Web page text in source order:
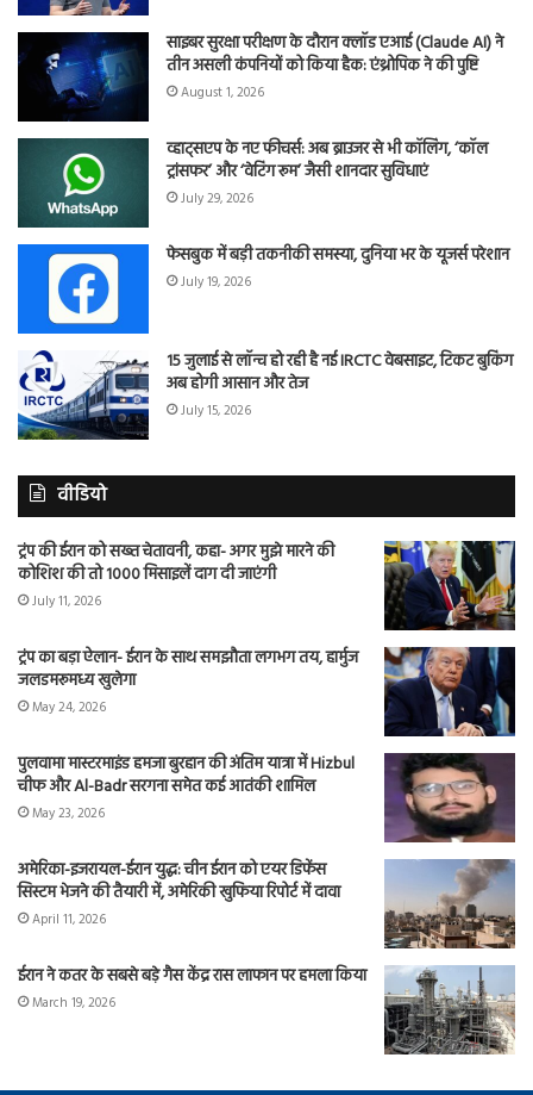
साइबर सुरक्षा परीक्षण के दौरान क्लॉड एआई (Claude AI) ने
तीन असली कंपनियों को किया हैक: एंथ्रोपिक ने की पुष्टि
August 1, 2026
व्हाट्सएप के नए फीचर्स: अब ब्राउजर से भी कॉलिंग, ‘कॉल
ट्रांसफर’ और ‘वेटिंग रूम’ जैसी शानदार सुविधाएं
July 29, 2026
फेसबुक में बड़ी तकनीकी समस्या, दुनिया भर के यूजर्स परेशान
July 19, 2026
15 जुलाई से लॉन्च हो रही है नई IRCTC वेबसाइट, टिकट बुकिंग
अब होगी आसान और तेज
July 15, 2026
वीडियो
ट्रंप की ईरान को सख्त चेतावनी, कहा- अगर मुझे मारने की
कोशिश की तो 1000 मिसाइलें दाग दी जाएंगी
July 11, 2026
ट्रंप का बड़ा ऐलान- ईरान के साथ समझौता लगभग तय, हार्मुज
जलडमरूमध्य खुलेगा
May 24, 2026
पुलवामा मास्टरमाइंड हमजा बुरहान की अंतिम यात्रा में Hizbul
चीफ और Al-Badr सरगना समेत कई आतंकी शामिल
May 23, 2026
अमेरिका-इजरायल-ईरान युद्ध: चीन ईरान को एयर डिफेंस
सिस्टम भेजने की तैयारी में, अमेरिकी खुफिया रिपोर्ट में दावा
April 11, 2026
ईरान ने कतर के सबसे बड़े गैस केंद्र रास लाफान पर हमला किया
March 19, 2026